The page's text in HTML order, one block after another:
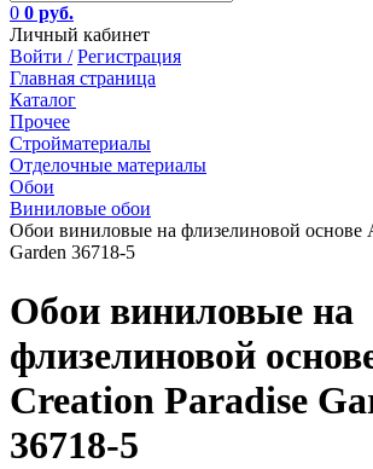
0 0 руб.
Личный кабинет
Войти / Регистрация
Главная страница
Каталог
Прочее
Стройматериалы
Отделочные материалы
Обои
Виниловые обои
Обои виниловые на флизелиновой основе
Garden 36718-5
Обои виниловые на
флизелиновой
Creation Paradise
36718-5